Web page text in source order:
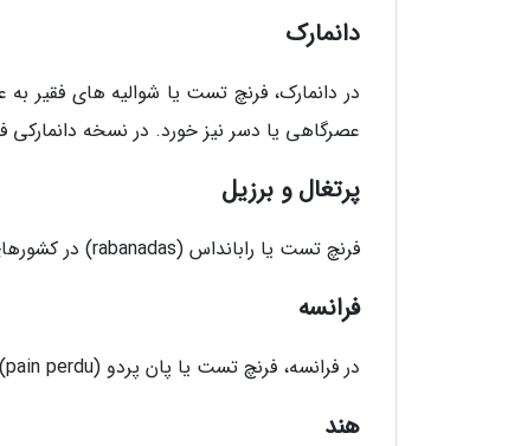
دانمارک
در دانمارک، فرنچ تست یا شوالیه های فقیر
عصرگاهی یا دسر نیز خورد. در نسخه
پرتغال و برزیل
فرنچ تست یا رابانداس (rabanadas) در کشورهای پرتغال و برزیل به عنوان یک دسر مخصوص کریسمس طبخ می گردد.
فرانسه
در فرانسه، فرنچ تست یا پان پردو (pain perdu)، بسته به منطقه به شکل های مختلفی طبخ و سرو می گردد.
هند